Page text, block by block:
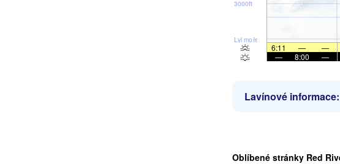
Lvl moře
3000ft
6:11 — —
—
8:00 —
Lavínové informace:
Oblíbené stránky Red